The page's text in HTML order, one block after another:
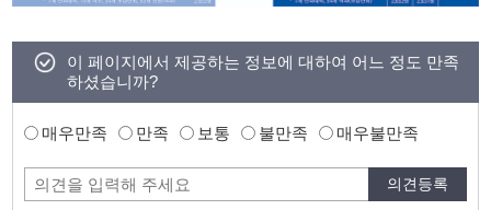
이 페이지에서 제공하는 정보에 대하여 어느 정도 만족
하셨습니까?
매우만족 만족 보통 불만족 매우불만족